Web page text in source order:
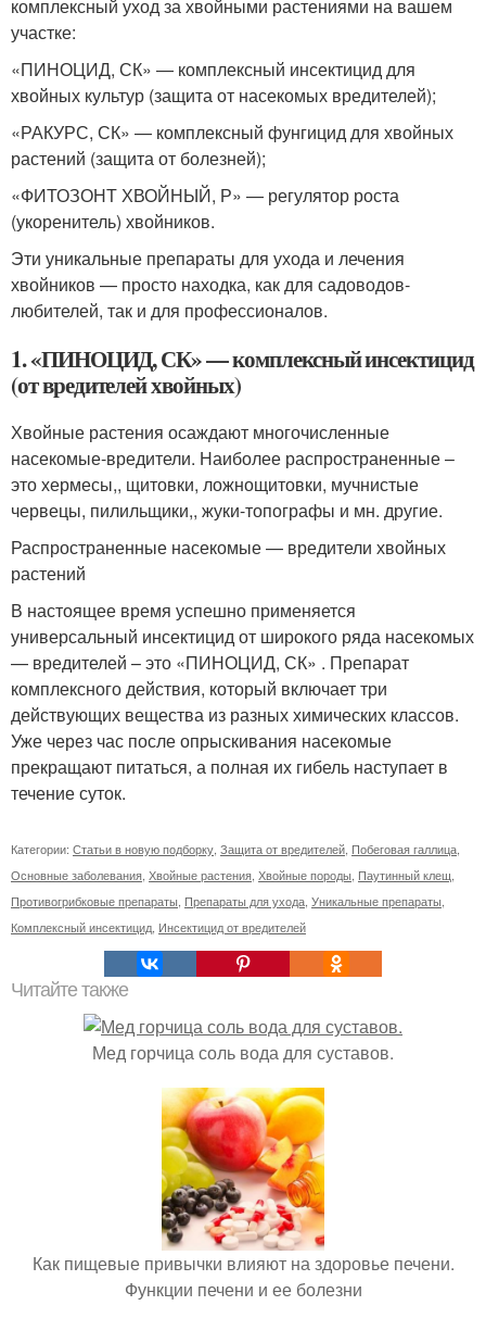
комплексный уход за хвойными растениями на вашем
участке:
«ПИНОЦИД, СК» — комплексный инсектицид для
хвойных культур (защита от насекомых вредителей);
«РАКУРС, СК» — комплексный фунгицид для хвойных
растений (защита от болезней);
«ФИТОЗОНТ ХВОЙНЫЙ, Р» — регулятор роста
(укоренитель) хвойников.
Эти уникальные препараты для ухода и лечения
хвойников — просто находка, как для садоводов-
любителей, так и для профессионалов.
1. «ПИНОЦИД, СК» — комплексный инсектицид
(от вредителей хвойных)
Хвойные растения осаждают многочисленные
насекомые-вредители. Наиболее распространенные –
это хермесы,, щитовки, ложнощитовки, мучнистые
червецы, пилильщики,, жуки-топографы и мн. другие.
Распространенные насекомые — вредители хвойных
растений
В настоящее время успешно применяется
универсальный инсектицид от широкого ряда насекомых
— вредителей – это «ПИНОЦИД, СК» . Препарат
комплексного действия, который включает три
действующих вещества из разных химических классов.
Уже через час после опрыскивания насекомые
прекращают питаться, а полная их гибель наступает в
течение суток.
Категории: Статьи в новую подборку Защита от вредителей Побеговая галлица
Основные заболевания Хвойные растения Хвойные породы Паутинный клещ
Противогрибковые препараты Препараты для ухода Уникальные препараты
Комплексный инсектицид Инсектицид от вредителей
Читайте также
Мед горчица соль вода для суставов.
Как пищевые привычки влияют на здоровье печени.
Функции печени и ее болезни